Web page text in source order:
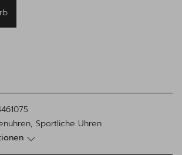
Sportliche Uhren